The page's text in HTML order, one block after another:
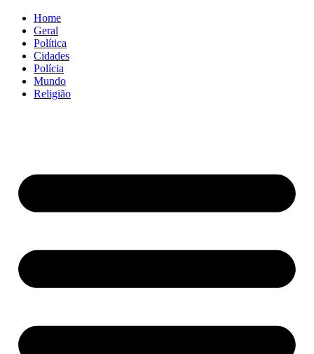
Home
Geral
Política
Cidades
Polícia
Mundo
Religião